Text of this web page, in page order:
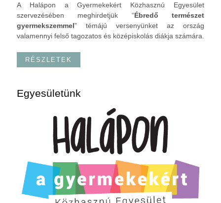
A Halápon a Gyermekekért Közhasznú Egyesület
szervezésében meghirdetjük “Ébredő természet
gyermekszemmel” témájú versenyünket az ország
valamennyi felső tagozatos és középiskolás diákja számára.
RÉSZLETEK
Egyesületünk